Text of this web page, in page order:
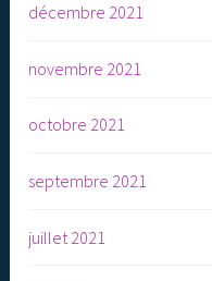
décembre 2021
novembre 2021
octobre 2021
septembre 2021
juillet 2021